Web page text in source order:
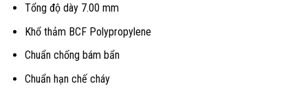
Tổng độ dày 7.00 mm
Khổ thảm BCF Polypropylene
Chuẩn chống bám bẩn
Chuẩn hạn chế cháy